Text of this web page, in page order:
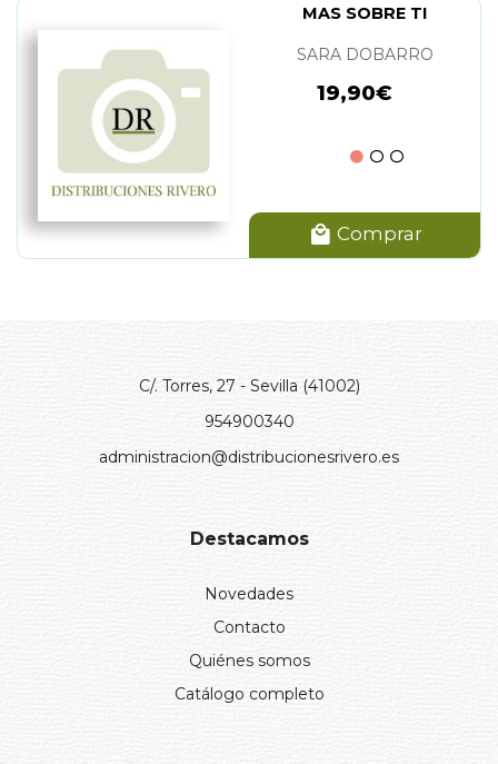
MAS SOBRE TI
SARA DOBARRO
19,90€
Comprar
C/. Torres, 27 - Sevilla (41002)
954900340
administracion@distribucionesrivero.es
Destacamos
Novedades
Contacto
Quiénes somos
Catálogo completo